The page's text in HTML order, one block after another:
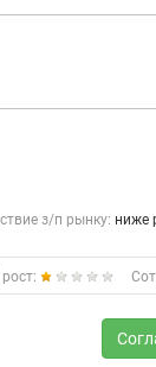
з/п рынку: ниже